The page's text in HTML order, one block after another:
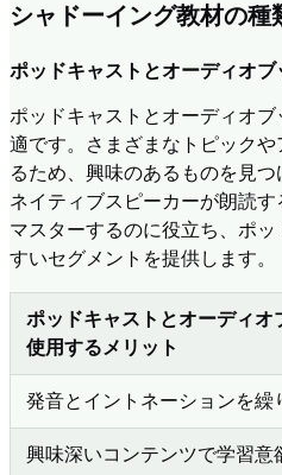
シャドーイング教材の種
ポッドキャストとオーディオブ
ポッドキャストとオーディオ
適です。さまざまなトピック
るため、興味のあるものを見つ
ネイティブスピーカーが朗読
マスターするのに役立ち、ポ
すいセグメントを提供します。
ポッドキャストとオーディオ
使用するメリット
発音とイントネーションを繰
興味深いコンテンツで学習意